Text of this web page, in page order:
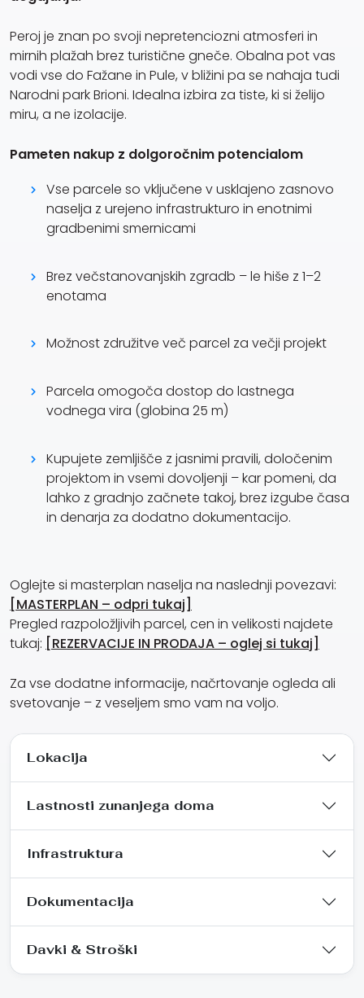
Peroj je znan po svoji nepretenciozni atmosferi in
mirnih plažah brez turistične gneče. Obalna pot vas
vodi vse do Fažane in Pule, v bližini pa se nahaja tudi
Narodni park Brioni. Idealna izbira za tiste, ki si želijo
miru, a ne izolacije.
Pameten nakup z dolgoročnim potencialom
Vse parcele so vključene v usklajeno zasnovo
naselja z urejeno infrastrukturo in enotnimi
gradbenimi smernicami
Brez večstanovanjskih zgradb – le hiše z 1–2
enotama
Možnost združitve več parcel za večji projekt
Parcela omogoča dostop do lastnega
vodnega vira (globina 25 m)
Kupujete zemljišče z jasnimi pravili, določenim
projektom in vsemi dovoljenji – kar pomeni, da
lahko z gradnjo začnete takoj, brez izgube časa
in denarja za dodatno dokumentacijo.
Oglejte si masterplan naselja na naslednji povezavi:
[MASTERPLAN – odpri tukaj]
Pregled razpoložljivih parcel, cen in velikosti najdete
tukaj: [REZERVACIJE IN PRODAJA – oglej si tukaj]
Za vse dodatne informacije, načrtovanje ogleda ali
svetovanje – z veseljem smo vam na voljo.
Lokacija
Lastnosti zunanjega doma
Infrastruktura
Dokumentacija
Davki & Stroški